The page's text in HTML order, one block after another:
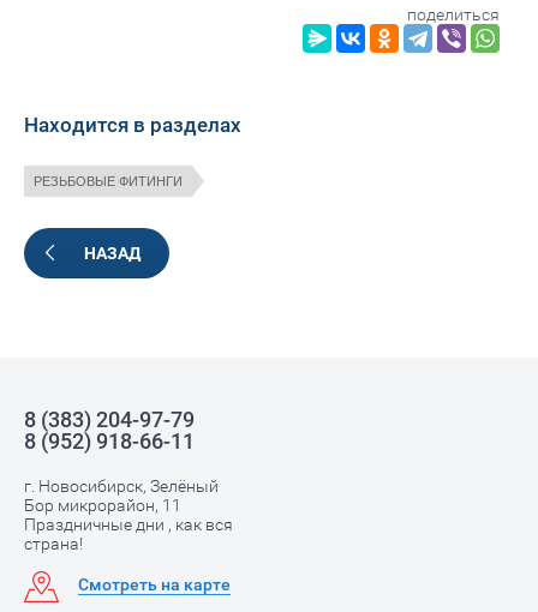
поделиться
Находится в разделах
РЕЗЬБОВЫЕ ФИТИНГИ
НАЗАД
8 (383) 204-97-79
8 (952) 918-66-11
г. Новосибирск, Зелёный
Бор микрорайон, 11
Праздничные дни , как вся
страна!
Смотреть на карте